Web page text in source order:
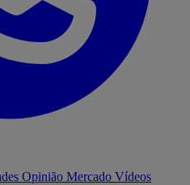
Opinião Mercado Vídeos